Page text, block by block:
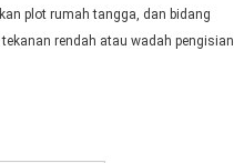
plot rumah tangga, dan bidang
rendah atau wadah pengisian